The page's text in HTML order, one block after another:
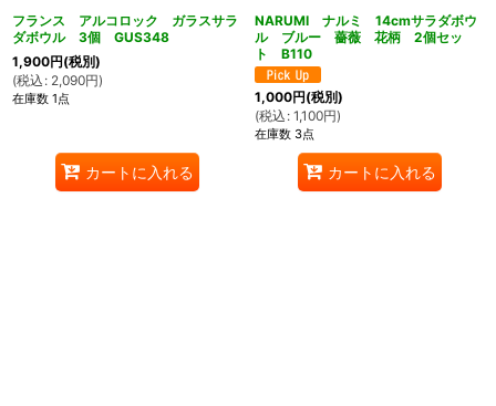
フランス アルコロック ガラスサラ
ダボウル 3個 GUS348
1,900円(税別)
(税込 : 2,090円)
在庫数 1点
カートに入れる
NARUMI ナルミ 14cmサラダボウ
ル ブルー 薔薇 花柄 2個セッ
ト B110
1,000円(税別)
(税込 : 1,100円)
在庫数 3点
カートに入れる